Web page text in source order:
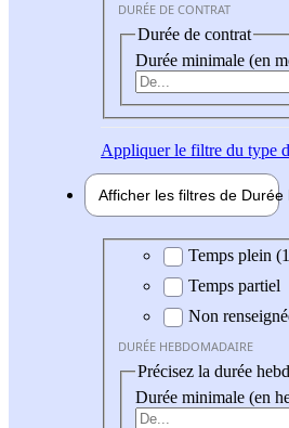
DURÉE DE CONTRAT
Durée de contrat
Durée minimale (en
Appliquerle filtre du type
Afficher les filtres de Durée
Durée hebdomadaire
Temps plein
Temps partiel
Non
DURÉE HEBDOMADAIRE
Précisez la durée
Durée minimale (en